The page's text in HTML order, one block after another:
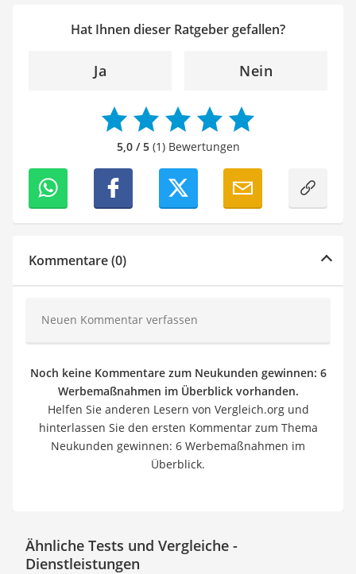
Hat Ihnen dieser Ratgeber gefallen?
Ja Nein
5,0 / 5(1) Bewertungen
Kommentare (0)
Neuen Kommentar verfassen
Noch keine Kommentare zum Neukunden gewinnen: 6
Werbemaßnahmen im Überblick vorhanden.
Helfen Sie anderen Lesern von Vergleich.org und
hinterlassen Sie den ersten Kommentar zum Thema
Neukunden gewinnen: 6 Werbemaßnahmen im
Überblick.
Ähnliche Tests und Vergleiche -
Dienstleistungen